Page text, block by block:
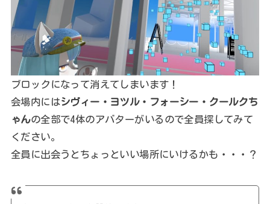
ブロックになって消えてしまいます！
会場内にはシヴィー・ヨツル・フォーシー・クールクち
ゃんの全部で4体のアバターがいるので全員探してみて
ください。
全員に出会うとちょっといい場所にいけるかも・・・？